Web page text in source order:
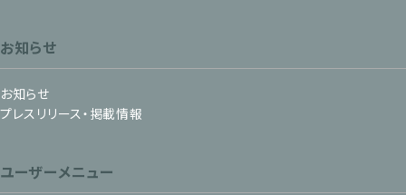
お知らせ
お知らせ
プレスリリース・掲載情報
ユーザーメニュー